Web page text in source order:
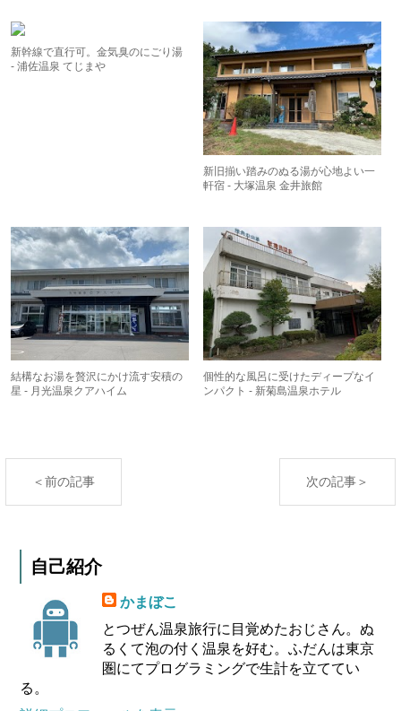
新幹線で直行可。金気臭のにごり湯
- 浦佐温泉 てじまや
新旧揃い踏みのぬる湯が心地よい一
軒宿 - 大塚温泉 金井旅館
結構なお湯を贅沢にかけ流す安積の
星 - 月光温泉クアハイム
個性的な風呂に受けたディープなイ
ンパクト - 新菊島温泉ホテル
＜前の記事 次の記事＞
自己紹介
かまぼこ
とつぜん温泉旅行に目覚めたおじさん。ぬ
るくて泡の付く温泉を好む。ふだんは東京
圏にてプログラミングで生計を立ててい
る。